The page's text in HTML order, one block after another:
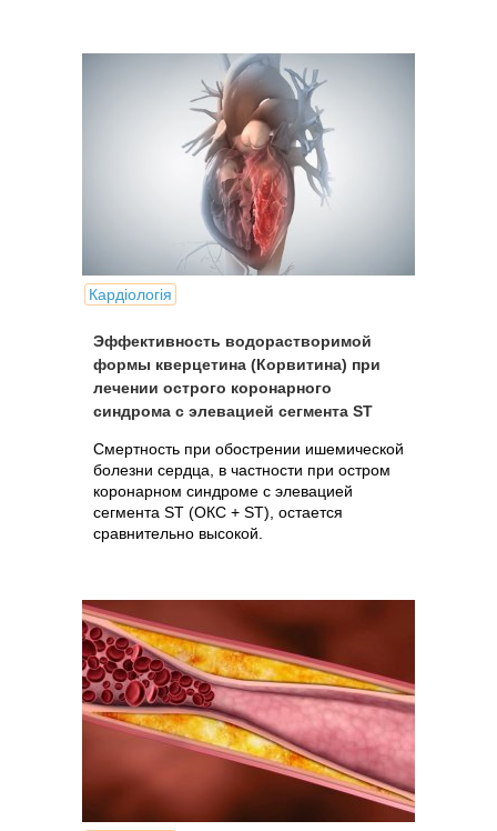
Кардіологія
Эффективность водорастворимой
формы кверцетина (Корвитина) при
лечении острого коронарного
синдрома с элевацией сегмента ST
Смертность при обострении ишемической
болезни сердца, в частности при остром
коронарном синдроме с элевацией
сегмента ST (ОКС + ST), остается
сравнительно высокой.